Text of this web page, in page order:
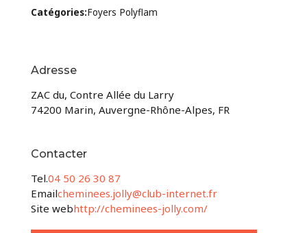
Catégories:Foyers Polyflam
Adresse
ZAC du, Contre Allée du Larry
74200 Marin, Auvergne-Rhône-Alpes, FR
Contacter
Tel.04 50 26 30 87
Emailcheminees.jolly@club-internet.fr
Site webhttp://cheminees-jolly.com/